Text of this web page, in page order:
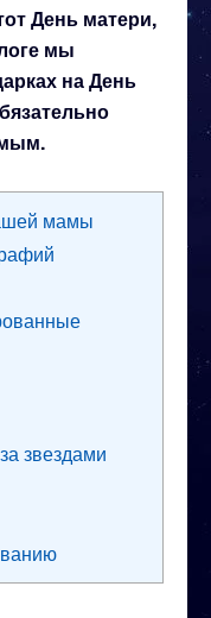
День матери,
мы
на День
мамы
звездами